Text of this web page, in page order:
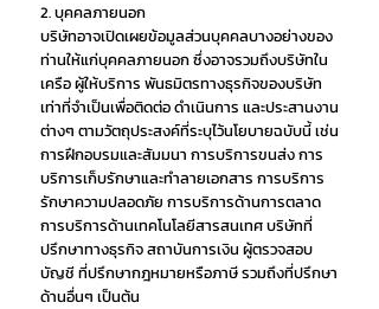
2. บุคคลภายนอก
บริษัทอาจเปิดเผยข้อมูลส่วนบุคคลบางอย่างของ
ท่านให้แก่บุคคลภายนอก ซึ่งอาจรวมถึงบริษัทใน
เครือ ผู้ให้บริการ พันธมิตรทางธุรกิจของบริษัท
เท่าที่จำเป็นเพื่อติดต่อ ดำเนินการ และประสานงาน
ต่างๆ ตามวัตถุประสงค์ที่ระบุไว้นโยบายฉบับนี้ เช่น
การฝึกอบรมและสัมมนา การบริการขนส่ง การ
บริการเก็บรักษาและทำลายเอกสาร การบริการ
รักษาความปลอดภัย การบริการด้านการตลาด
การบริการด้านเทคโนโลยีสารสนเทศ บริษัทที่
ปรึกษาทางธุรกิจ สถาบันการเงิน ผู้ตรวจสอบ
บัญชี ที่ปรึกษากฎหมายหรือภาษี รวมถึงที่ปรึกษา
ด้านอื่นๆ เป็นต้น